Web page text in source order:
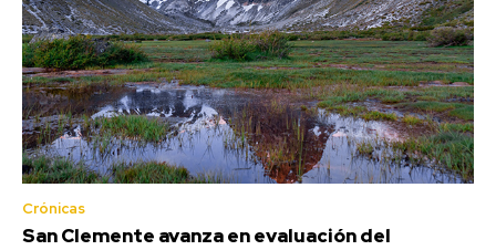
Crónicas
San Clemente avanza en evaluación del